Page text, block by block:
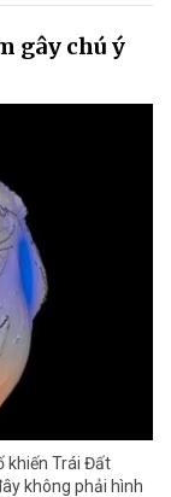
gây chú ý
khiến Trái Đất
không phải hình